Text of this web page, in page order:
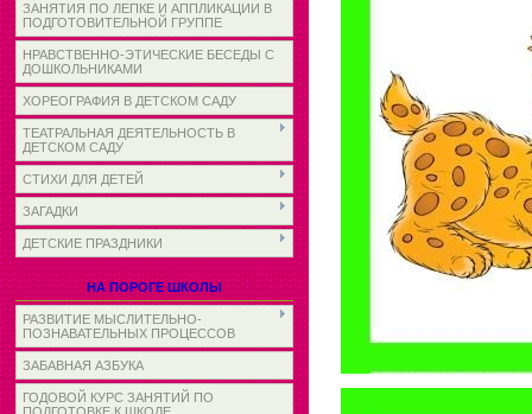
ЗАНЯТИЯ ПО ЛЕПКЕ И АППЛИКАЦИИ В
ПОДГОТОВИТЕЛЬНОЙ ГРУППЕ
НРАВСТВЕННО-ЭТИЧЕСКИЕ БЕСЕДЫ С
ДОШКОЛЬНИКАМИ
ХОРЕОГРАФИЯ В ДЕТСКОМ САДУ
ТЕАТРАЛЬНАЯ ДЕЯТЕЛЬНОСТЬ В
ДЕТСКОМ САДУ
СТИХИ ДЛЯ ДЕТЕЙ
ЗАГАДКИ
ДЕТСКИЕ ПРАЗДНИКИ
НА ПОРОГЕ ШКОЛЫ
РАЗВИТИЕ МЫСЛИТЕЛЬНО-
ПОЗНАВАТЕЛЬНЫХ ПРОЦЕССОВ
ЗАБАВНАЯ АЗБУКА
ГОДОВОЙ КУРС ЗАНЯТИЙ ПО